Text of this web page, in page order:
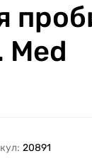
20891